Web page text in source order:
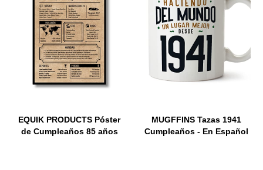
EQUIK PRODUCTS Póster
de Cumpleaños 85 años
MUGFFINS Tazas 1941
Cumpleaños - En Español